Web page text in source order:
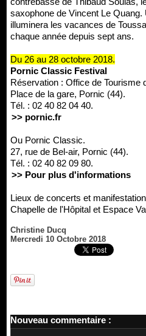
saxophone de Vincent Le
illuminera les vacances de
chaque année depuis sept ans.
Du 26 au 28 octobre 2018.
Pornic Classic Festival
Réservation : Office de Tourisme
Place de la gare, Pornic (44).
Tél. : 02 40 82 04 40.
>> pornic.fr
Ou Pornic Classic.
27, rue de Bel-air, Pornic (44).
Tél. : 02 40 82 09 80.
>> Pour plus d'informations
Lieux de concerts et
Chapelle de l'Hôpital et Espace
Christine Ducq
Mercredi 10 Octobre 2018
Nouveau commentaire :